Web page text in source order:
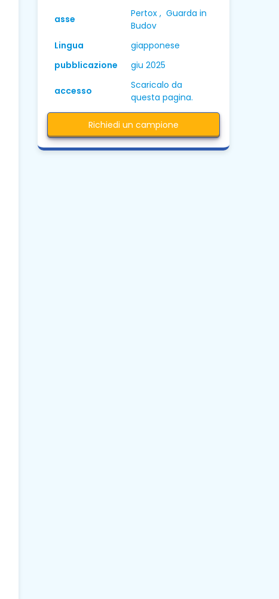
asse
Pertox , Guarda in
Budov
Lingua
giapponese
pubblicazione
giu 2025
accesso
Scaricalo da
questa pagina.
Richiedi un campione